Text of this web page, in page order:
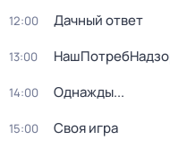
12:00 Дачный ответ
13:00
14:00 Однажды...
15:00 Своя игра